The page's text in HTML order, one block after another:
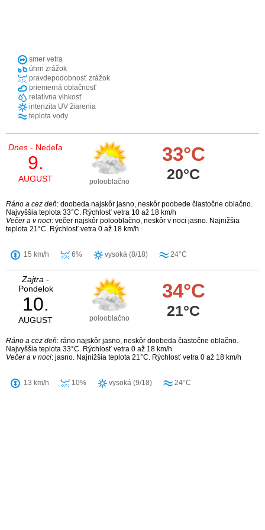
smer vetra
úhrn zrážok
pravdepodobnosť zrážok
priemerná oblačnosť
relatívna vlhkosť
intenzita UV žiarenia
teplota vody
Dnes - Nedeľa
9.
AUGUST polooblačno
33°C
20°C
Ráno a cez deň: doobeda najskôr jasno, neskôr poobede čiastočne oblačno.
Najvyššia teplota 33°C. Rýchlosť vetra 10 až 18 km/h
Večer a v noci: večer najskôr polooblačno, neskôr v noci jasno. Najnižšia
teplota 21°C. Rýchlosť vetra 0 až 18 km/h
15 km/h 6% vysoká (8/18) 24°C
Zajtra -
Pondelok
10.
AUGUST polooblačno
34°C
21°C
Ráno a cez deň: ráno najskôr jasno, neskôr doobeda čiastočne oblačno.
Najvyššia teplota 33°C. Rýchlosť vetra 0 až 18 km/h
Večer a v noci: jasno. Najnižšia teplota 21°C. Rýchlosť vetra 0 až 18 km/h
13 km/h 10% vysoká (9/18) 24°C